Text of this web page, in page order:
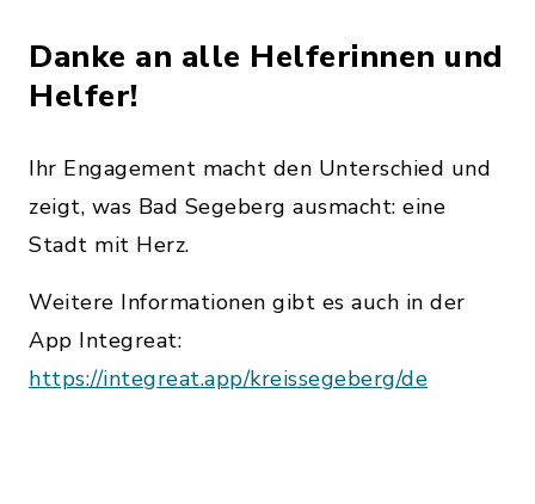
Danke an alle Helferinnen und
Helfer!
Ihr Engagement macht den Unterschied und
zeigt, was Bad Segeberg ausmacht: eine
Stadt mit Herz.
Weitere Informationen gibt es auch in der
App Integreat:
https://integreat.app/kreissegeberg/de